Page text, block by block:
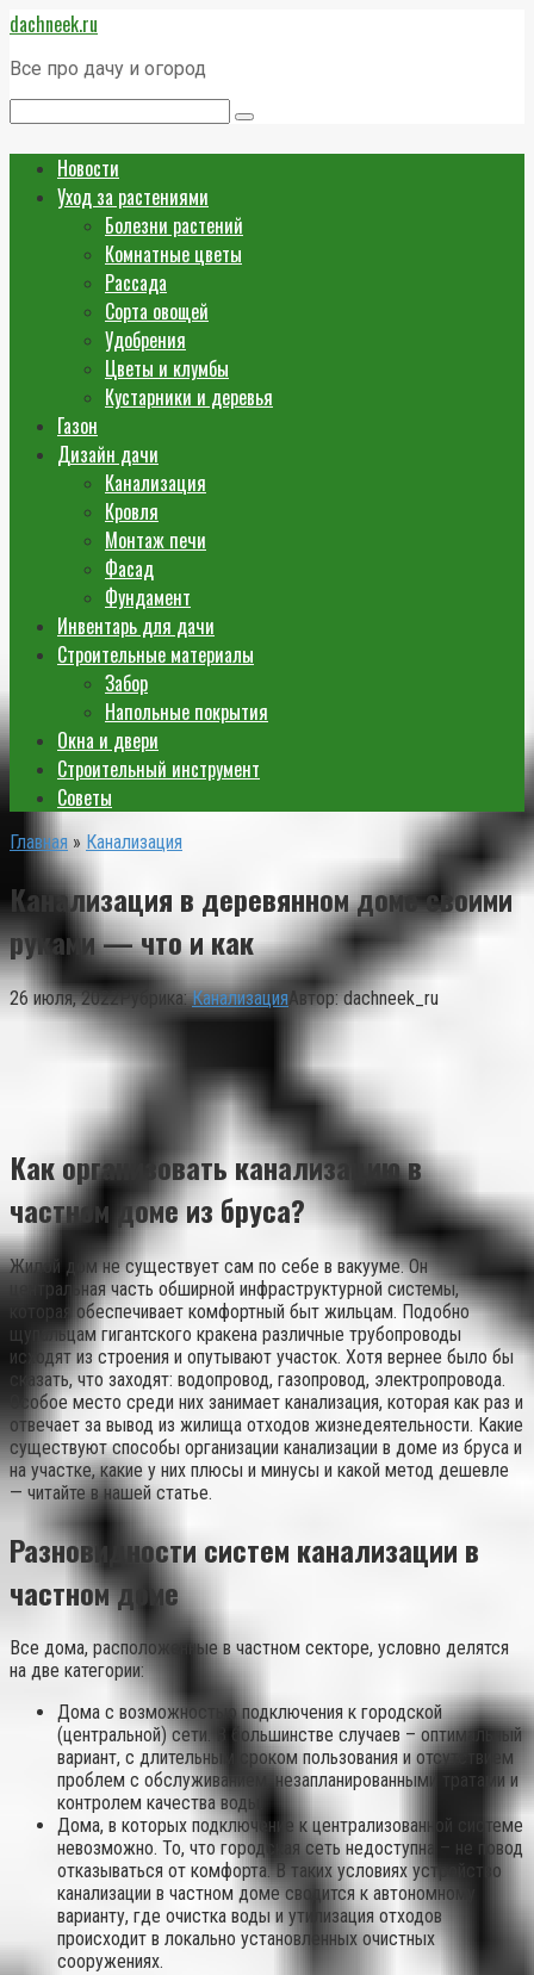
Перейти
к
контенту
dachneek.ru
Все про дачу и огород
Новости
Уход за растениями
Болезни растений
Комнатные цветы
Рассада
Сорта овощей
Удобрения
Цветы и клумбы
Кустарники и деревья
Газон
Дизайн дачи
Канализация
Кровля
Монтаж печи
Фасад
Фундамент
Инвентарь для дачи
Строительные материалы
Забор
Напольные покрытия
Окна и двери
Строительный инструмент
Советы
Главная » Канализация
Канализация в деревянном доме своими
руками — что и как
26 июля, 2022Рубрика: Канализация Автор: dachneek_ru
Как организовать канализацию в
частном доме из бруса?
Жилой дом не существует сам по себе в вакууме. Он
центральная часть обширной инфраструктурной системы,
которая обеспечивает комфортный быт жильцам. Подобно
щупальцам гигантского кракена различные трубопроводы
исходят из строения и опутывают участок. Хотя вернее было бы
сказать, что заходят: водопровод, газопровод, электропровода.
Особое место среди них занимает канализация, которая как раз и
отвечает за вывод из жилища отходов жизнедеятельности. Какие
существуют способы организации канализации в доме из бруса и
на участке, какие у них плюсы и минусы и какой метод дешевле
— читайте в нашей статье.
Разновидности систем канализации в
частном доме
Все дома, расположенные в частном секторе, условно делятся
на две категории:
Дома с возможностью подключения к городской
(центральной) сети. В большинстве случаев – оптимальный
вариант, с длительным сроком пользования и отсутствием
проблем с обслуживанием, незапланированными тратами и
контролем качества воды.
Дома, в которых подключение к централизованной системе
невозможно. То, что городская сеть недоступна – не повод
отказываться от комфорта. В таких условиях устройство
канализации в частном доме сводится к автономному
варианту, где очистка воды и утилизация отходов
происходит в локально установленных очистных
сооружениях.